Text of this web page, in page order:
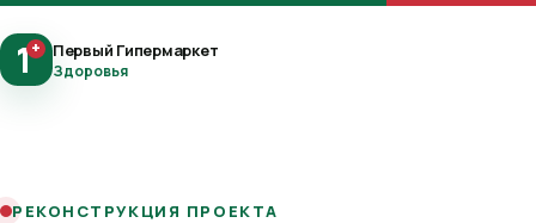
1+ Первый Гипермаркет
Здоровья
РЕКОНСТРУКЦИЯ ПРОЕКТА